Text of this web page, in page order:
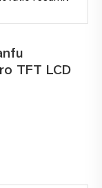
TFT LCD